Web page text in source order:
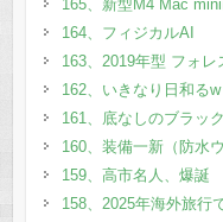
165、新型M4 Mac mini
164、フィジカルAI
163、2019年型 フォ
162、いきなり日和るw
161、底なしのブラッ
160、装備一新（防水
159、高市名人、爆誕
158、2025年海外旅行